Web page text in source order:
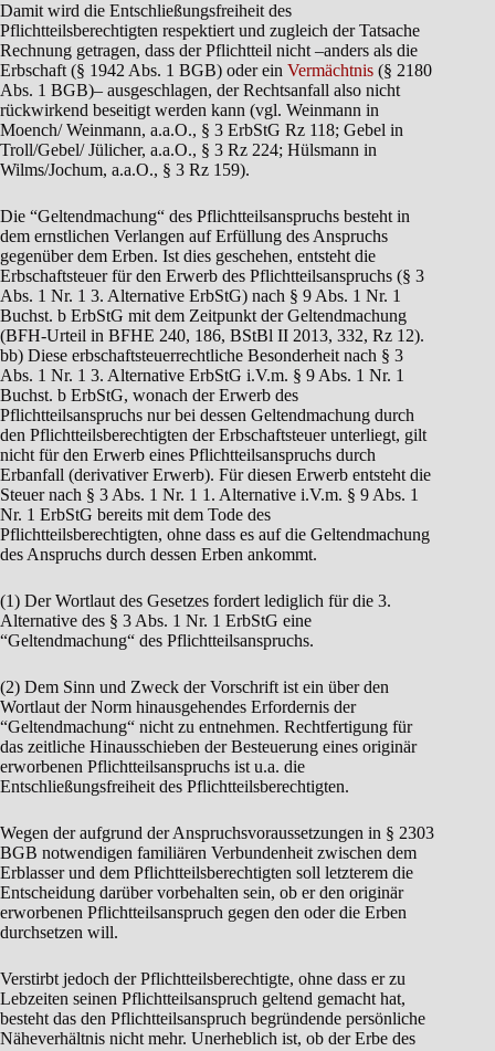
Damit wird die Entschließungsfreiheit des
Pflichtteilsberechtigten respektiert und zugleich der Tatsache
Rechnung getragen, dass der Pflichtteil nicht –anders als die
Erbschaft (§ 1942 Abs. 1 BGB) oder ein Vermächtnis (§ 2180
Abs. 1 BGB)– ausgeschlagen, der Rechtsanfall also nicht
rückwirkend beseitigt werden kann (vgl. Weinmann in
Moench/ Weinmann, a.a.O., § 3 ErbStG Rz 118; Gebel in
Troll/Gebel/ Jülicher, a.a.O., § 3 Rz 224; Hülsmann in
Wilms/Jochum, a.a.O., § 3 Rz 159).
Die “Geltendmachung“ des Pflichtteilsanspruchs besteht in
dem ernstlichen Verlangen auf Erfüllung des Anspruchs
gegenüber dem Erben. Ist dies geschehen, entsteht die
Erbschaftsteuer für den Erwerb des Pflichtteilsanspruchs (§ 3
Abs. 1 Nr. 1 3. Alternative ErbStG) nach § 9 Abs. 1 Nr. 1
Buchst. b ErbStG mit dem Zeitpunkt der Geltendmachung
(BFH-Urteil in BFHE 240, 186, BStBl II 2013, 332, Rz 12).
bb) Diese erbschaftsteuerrechtliche Besonderheit nach § 3
Abs. 1 Nr. 1 3. Alternative ErbStG i.V.m. § 9 Abs. 1 Nr. 1
Buchst. b ErbStG, wonach der Erwerb des
Pflichtteilsanspruchs nur bei dessen Geltendmachung durch
den Pflichtteilsberechtigten der Erbschaftsteuer unterliegt, gilt
nicht für den Erwerb eines Pflichtteilsanspruchs durch
Erbanfall (derivativer Erwerb). Für diesen Erwerb entsteht die
Steuer nach § 3 Abs. 1 Nr. 1 1. Alternative i.V.m. § 9 Abs. 1
Nr. 1 ErbStG bereits mit dem Tode des
Pflichtteilsberechtigten, ohne dass es auf die Geltendmachung
des Anspruchs durch dessen Erben ankommt.
(1) Der Wortlaut des Gesetzes fordert lediglich für die 3.
Alternative des § 3 Abs. 1 Nr. 1 ErbStG eine
“Geltendmachung“ des Pflichtteilsanspruchs.
(2) Dem Sinn und Zweck der Vorschrift ist ein über den
Wortlaut der Norm hinausgehendes Erfordernis der
“Geltendmachung“ nicht zu entnehmen. Rechtfertigung für
das zeitliche Hinausschieben der Besteuerung eines originär
erworbenen Pflichtteilsanspruchs ist u.a. die
Entschließungsfreiheit des Pflichtteilsberechtigten.
Wegen der aufgrund der Anspruchsvoraussetzungen in § 2303
BGB notwendigen familiären Verbundenheit zwischen dem
Erblasser und dem Pflichtteilsberechtigten soll letzterem die
Entscheidung darüber vorbehalten sein, ob er den originär
erworbenen Pflichtteilsanspruch gegen den oder die Erben
durchsetzen will.
Verstirbt jedoch der Pflichtteilsberechtigte, ohne dass er zu
Lebzeiten seinen Pflichtteilsanspruch geltend gemacht hat,
besteht das den Pflichtteilsanspruch begründende persönliche
Näheverhältnis nicht mehr. Unerheblich ist, ob der Erbe des